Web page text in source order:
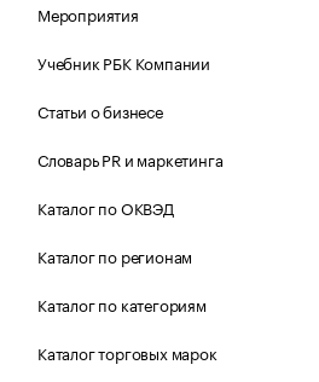
Мероприятия
Учебник РБК Компании
Статьи о бизнесе
Словарь PR и маркетинга
Каталог по ОКВЭД
Каталог по регионам
Каталог по категориям
Каталог торговых марок